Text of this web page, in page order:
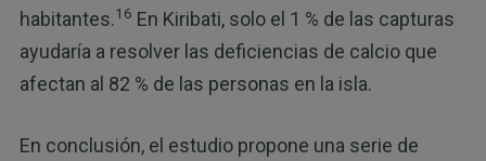
habitantes.16 En Kiribati, solo el 1 % de las capturas
ayudaría a resolver las deficiencias de calcio que
afectan al 82 % de las personas en la isla.
En conclusión, el estudio propone una serie de